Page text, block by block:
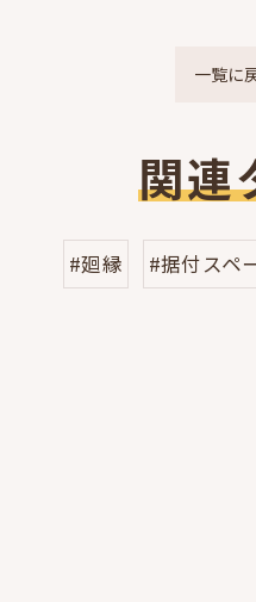
一覧に
関連
#廻縁 #据付スペ